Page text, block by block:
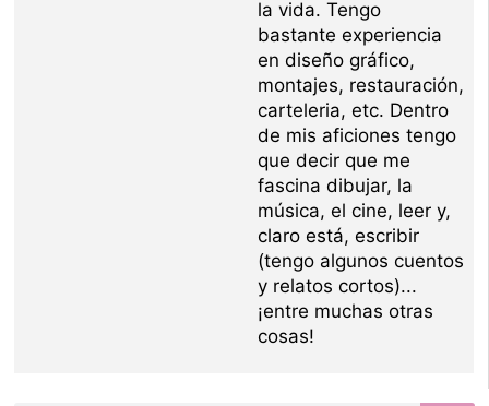
la vida. Tengo
bastante experiencia
en diseño gráfico,
montajes, restauración,
carteleria, etc. Dentro
de mis aficiones tengo
que decir que me
fascina dibujar, la
música, el cine, leer y,
claro está, escribir
(tengo algunos cuentos
y relatos cortos)...
¡entre muchas otras
cosas!